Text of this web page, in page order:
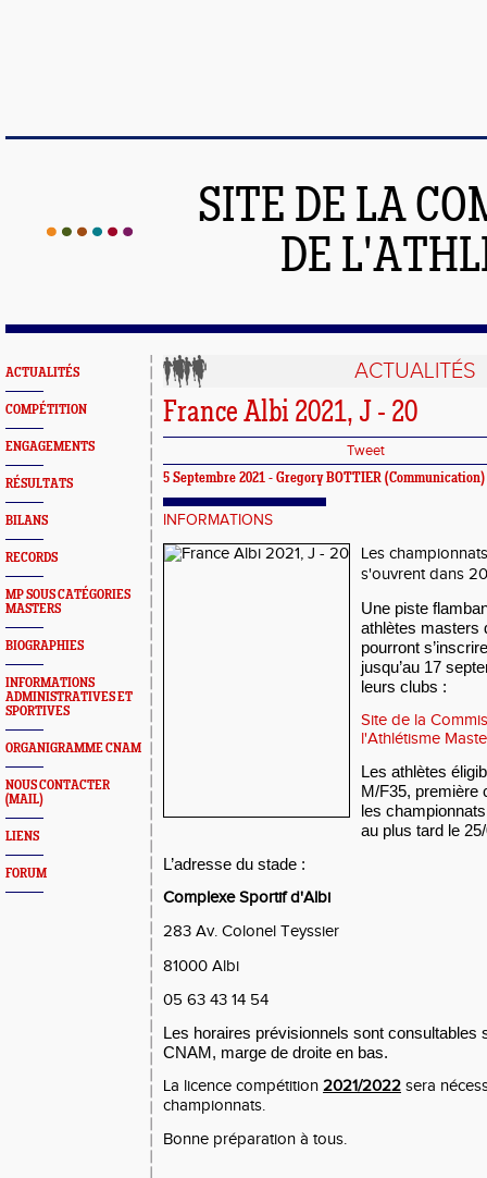
SITE DE LA
DE
ACTUALITÉS
COMPÉTITION
ENGAGEMENTS
RÉSULTATS
BILANS
RECORDS
MP SOUS CATÉGORIES
MASTERS
BIOGRAPHIES
INFORMATIONS
ADMINISTRATIVES ET
SPORTIVES
ORGANIGRAMME CNAM
NOUS CONTACTER
(MAIL)
LIENS
FORUM
ACTUALITÉS
France Albi 2021, J - 20
Tweet
5 Septembre 2021 - Gregory BOTTIER (Communication)
INFORMATIONS
Les
s'ouvrent dans
Une piste
athlètes masters
pourront
jusqu’au 17
leurs clubs :
Site de la
l'Athlétisme
Les athlètes
M/F35, première
les
au plus tard le
L’adresse du stade :
Complexe Sportif d'Albi
283 Av. Colonel Teyssier
81000 Albi
05 63 43 14 54
Les horaires prévisionnels sont consultables
CNAM, marge de droite en bas.
La licence compétition 2021/2022 sera
championnats.
Bonne préparation à tous.